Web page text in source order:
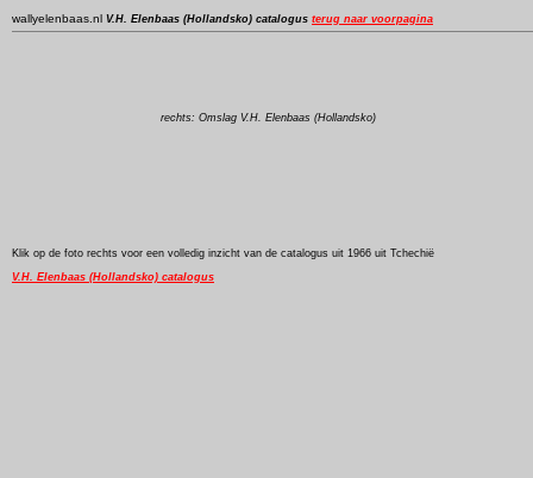
wallyelenbaas.nl V.H. Elenbaas (Hollandsko) catalogus terug naar voorpagina
rechts: Omslag V.H. Elenbaas (Hollandsko)
Klik op de foto rechts voor een volledig inzicht van de catalogus uit 1966 uit Tchechië
V.H. Elenbaas (Hollandsko) catalogus